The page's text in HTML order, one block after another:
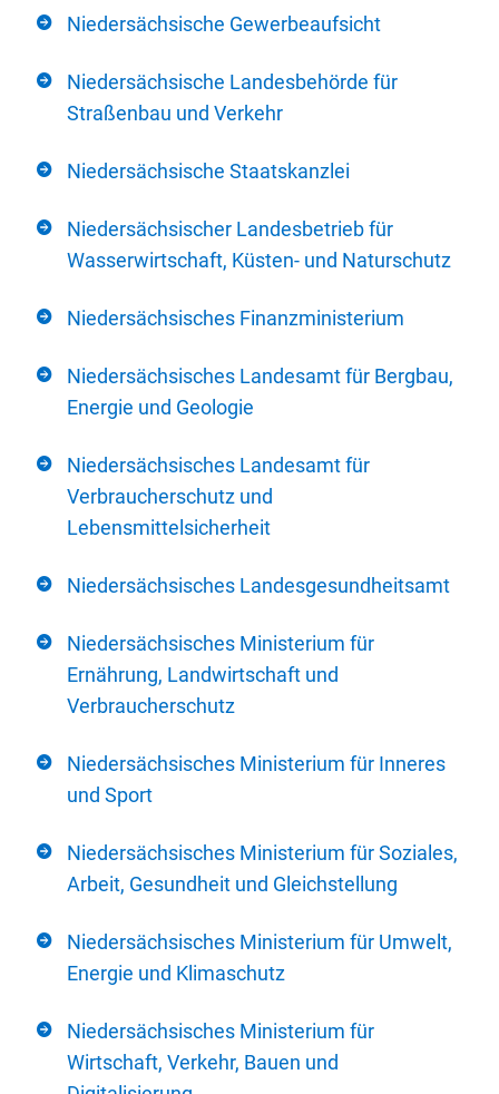
Niedersächsische Gewerbeaufsicht
Niedersächsische Landesbehörde für
Straßenbau und Verkehr
Niedersächsische Staatskanzlei
Niedersächsischer Landesbetrieb für
Wasserwirtschaft, Küsten- und Naturschutz
Niedersächsisches Finanzministerium
Niedersächsisches Landesamt für Bergbau,
Energie und Geologie
Niedersächsisches Landesamt für
Verbraucherschutz und
Lebensmittelsicherheit
Niedersächsisches Landesgesundheitsamt
Niedersächsisches Ministerium für
Ernährung, Landwirtschaft und
Verbraucherschutz
Niedersächsisches Ministerium für Inneres
und Sport
Niedersächsisches Ministerium für Soziales,
Arbeit, Gesundheit und Gleichstellung
Niedersächsisches Ministerium für Umwelt,
Energie und Klimaschutz
Niedersächsisches Ministerium für
Wirtschaft, Verkehr, Bauen und